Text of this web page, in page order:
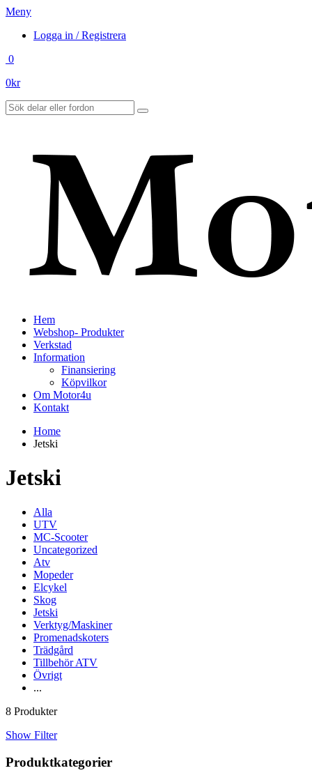
Meny
Logga in / Registrera
0
0kr
Hem
Webshop- Produkter
Verkstad
Information
Finansiering
Köpvilkor
Om Motor4u
Kontakt
Home
Jetski
Jetski
Alla
UTV
MC-Scooter
Uncategorized
Atv
Mopeder
Elcykel
Skog
Jetski
Verktyg/Maskiner
Promenadskoters
Trädgård
Tillbehör ATV
Övrigt
...
8 Produkter
Show Filter
Produktkategorier